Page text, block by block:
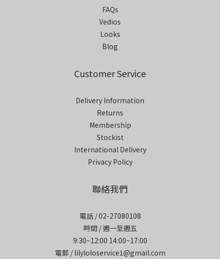
FAQs
Vedios
Looks
Blog
Customer Service
Delivery Information
Returns
Membership
Stockist
International Delivery
Privacy Policy
聯絡我們
電話 / 02-27080108
時間 / 週一至週五
9:30~12:00 14:00~17:00
電郵 / lilyloloservice1@gmail.com